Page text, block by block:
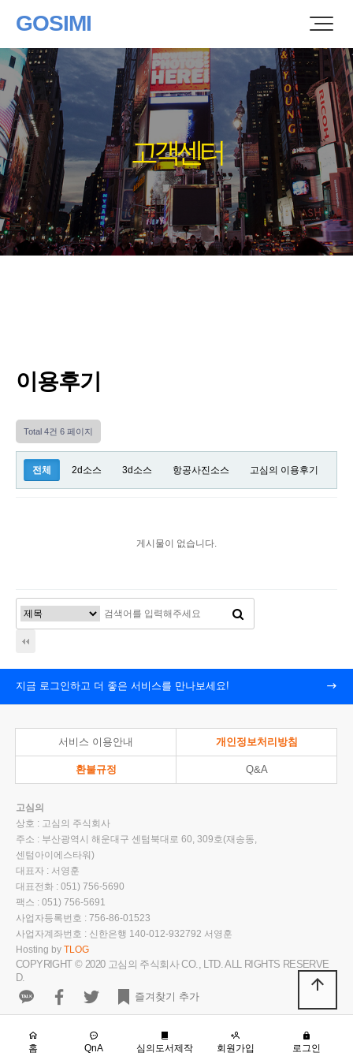
GOSIMI
고객센터
이용후기
Total 4건 6 페이지
전체 2d소스 3d소스 항공사진소스 고심의 이용후기
게시물이 없습니다.
지금 로그인하고 더 좋은 서비스를 만나보세요!
홈 QnA 심의도서제작 회원가입 로그인
서비스 이용안내 개인정보처리방침
환불규정 Q&A
고심의
상호 : 고심의 주식회사
주소 : 부산광역시 해운대구 센텀북대로 60, 309호(재송동,
센텀아이에스타워)
대표자 : 서영훈
대표전화 : 051) 756-5690
팩스 : 051) 756-5691
사업자등록번호 : 756-86-01523
사업자계좌번호 : 신한은행 140-012-932792 서영훈
Hosting by TLOG
COPYRIGHT © 2020 고심의 주식회사 CO., LTD. ALL RIGHTS RESERVE
D.
즐겨찾기 추가
arrow_upward